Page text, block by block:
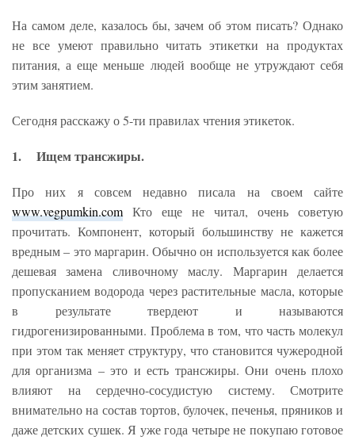
На самом деле, казалось бы, зачем об этом писать? Однако
не все умеют правильно читать этикетки на продуктах
питания, а еще меньше людей вообще не утруждают себя
этим занятием.
Сегодня расскажу о 5-ти правилах чтения этикеток.
1. Ищем трансжиры.
Про них я совсем недавно писала на своем сайте
www.vegpumkin.com Кто еще не читал, очень советую
прочитать. Компонент, который большинству не кажется
вредным – это маргарин. Обычно он используется как более
дешевая замена сливочному маслу. Маргарин делается
пропусканием водорода через растительные масла, которые
в результате твердеют и называются
гидрогенизированными. Проблема в том, что часть молекул
при этом так меняет структуру, что становится чужеродной
для организма – это и есть трансжиры. Они очень плохо
влияют на сердечно-сосудистую систему. Смотрите
внимательно на состав тортов, булочек, печенья, пряников и
даже детских сушек. Я уже года четыре не покупаю готовое